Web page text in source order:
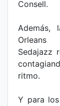
Consell.
Además,
Sedajazz
ritmo.
Y para